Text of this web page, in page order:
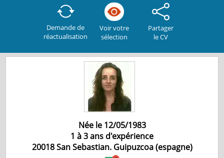
Demande de
réactualisation
Voir votre
sélection
Partager
le CV
Née le 12/05/1983
1 à 3 ans d'expérience
20018 San Sebastian. Guipuzcoa (espagne)